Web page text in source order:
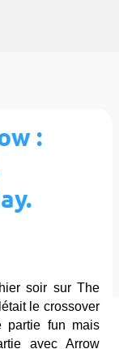
:
soir sur The
le crossover
partie fun mais
avec Arrow